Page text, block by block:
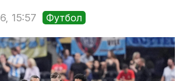
15:57 Футбол